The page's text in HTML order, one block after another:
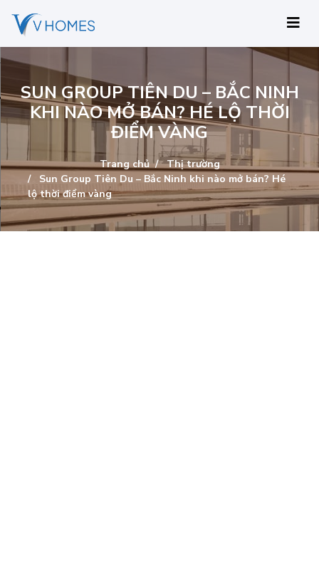
SUN GROUP TIÊN DU – BẮC NINH
KHI NÀO MỞ BÁN? HÉ LỘ THỜI
ĐIỂM VÀNG
Trang chủ
Thị trường
Sun Group Tiên Du – Bắc Ninh khi nào mở bán? Hé
lộ thời điểm vàng